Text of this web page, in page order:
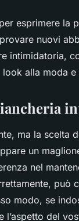
esprimere la
nuovi
intimidatoria,
alla moda e
ma la scelta
un
nel
può
modo, se
del